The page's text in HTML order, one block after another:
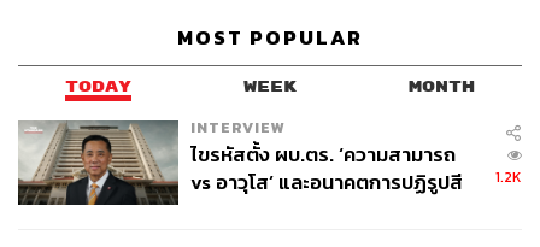
MOST POPULAR
TODAY WEEK MONTH
INTERVIEW
ไขรหัสตั้ง ผบ.ตร. ‘ความสามารถ
vs อาวุโส’ และอนาคตการปฏิรูปสี
1.2K